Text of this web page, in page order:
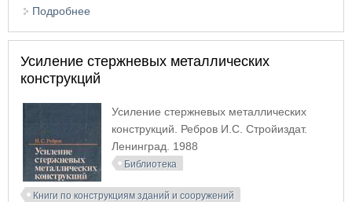
Подробнее
Усиление стержневых металлических
конструкций
Усиление стержневых металлических
конструкций. Ребров И.С. Стройиздат.
Ленинград. 1988
Библиотека
Книги по конструкциям зданий и сооружений